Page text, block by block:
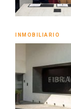
INMOBILIARIO